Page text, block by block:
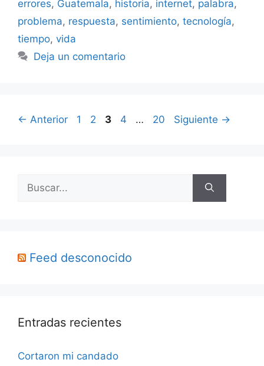
errores, Guatemala, historia, internet, palabra,
problema, respuesta, sentimiento, tecnología,
tiempo, vida
Deja un comentario
← Anterior Página
1 Página
2 Página
3 Página
4 … Página
20 Siguiente →
Feed desconocido
Entradas recientes
Cortaron mi candado